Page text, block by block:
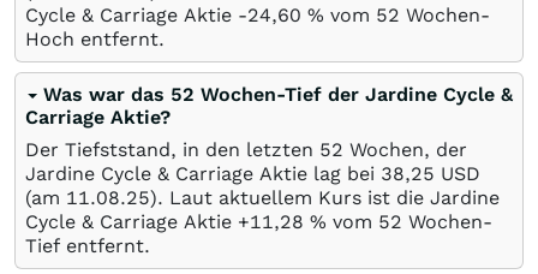
Cycle & Carriage Aktie -24,60 % vom 52 Wochen-
Hoch entfernt.
Was war das 52 Wochen-Tief der Jardine Cycle &
Carriage Aktie?
Der Tiefststand, in den letzten 52 Wochen, der
Jardine Cycle & Carriage Aktie lag bei 38,25 USD
(am 11.08.25). Laut aktuellem Kurs ist die Jardine
Cycle & Carriage Aktie +11,28 % vom 52 Wochen-
Tief entfernt.